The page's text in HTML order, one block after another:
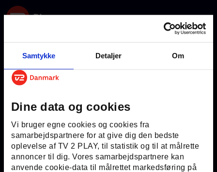
Samtykke Detaljer Om
Dine data og cookies
Vi bruger egne cookies og cookies fra
samarbejdspartnere for at give dig den bedste
oplevelse af TV 2 PLAY, til statistik og til at målrette
annoncer til dig. Vores samarbejdspartnere kan
anvende cookie-data til målrettet markedsføring på
Ups… der er sket en uventet
fejl
Prøv igen om lidt eller kontakt venligst kundeservice.